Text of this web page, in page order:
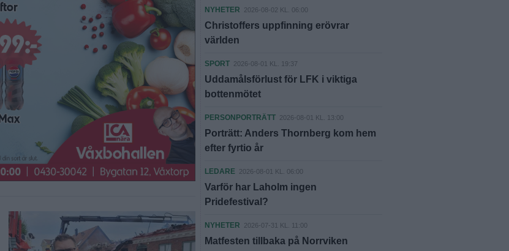
NYHETER 2026-08-02 KL. 06:00
Christoffers uppfinning erövrar
världen
SPORT 2026-08-01 KL. 19:37
Uddamålsförlust för LFK i viktiga
bottenmötet
PERSONPORTRÄTT 2026-08-01 KL. 13:00
Porträtt: Anders Thornberg kom hem
efter fyrtio år
LEDARE 2026-08-01 KL. 06:00
Varför har Laholm ingen
Pridefestival?
NYHETER 2026-07-31 KL. 11:00
Matfesten tillbaka på Norrviken